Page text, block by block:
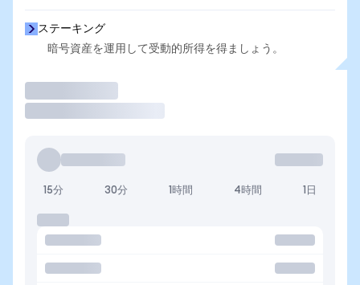
ステーキング
暗号資産を運用して受動的所得を得ましょう。
15分 30分 1時間 4時間 1日